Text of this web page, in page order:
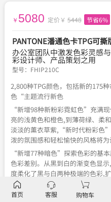
￥ 5080 定价￥ 5448 节省6%
PANTONE潘通色卡TPG可撕
办公室团队中激发色彩灵感
彩设计师、产品策划之用
型号： FHIP210C
2,800种TPG颜色，包括新的175
色“主题流行新色
“新增98种新粉彩霓虹色”充满
亮的浅黄色和橙色,到薄荷绿、柔
淡淡的薰衣草紫,“新时代粉彩色
泼的氛围感和轻松愉快的风格将为
“新增77种暗色”探索色彩的基
色彩差别。从黑到白的渐变色显
度柔化了黑与白两种极端的色彩,
意义的趣味性和创造性的大门。
首页 客服 购物车